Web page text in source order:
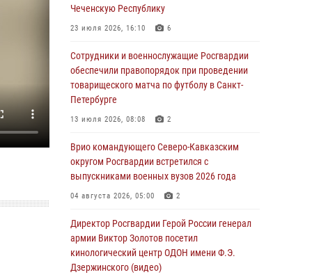
В Центральном округе Росгвардии прошли
И.К. Яковлева
06 августа 2026, 13:24
Росгвардейцы задержали мужчину,
открывшего стрельбу в Подмосковье (видео)
Росгвардейцы провели выставку вооружения
для участников сбора «Гвардеец» в Пензе
В Курске росгвардейцы приняли участие в
митинге, посвященном второй годовщине
вторжения ВСУ на территорию области
Чеченскую Республику
23 июля 2026, 16:10 6
Сотрудники и военнослужащие Росгвардии
обеспечили правопорядок при проведении
товарищеского матча по футболу в Санкт-
Петербурге
13 июля 2026, 08:08 2
Врио командующего Северо-Кавказским
округом Росгвардии встретился с
выпускниками военных вузов 2026 года
04 августа 2026, 05:00 2
Директор Росгвардии Герой России генерал
армии Виктор Золотов посетил
кинологический центр ОДОН имени Ф.Э.
Дзержинского (видео)